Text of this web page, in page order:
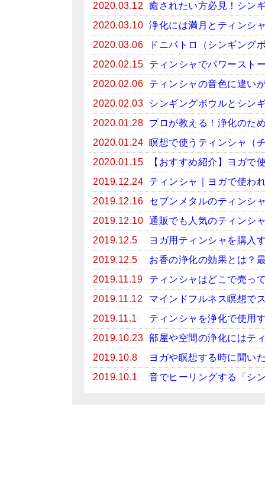
2020.03.12
癒されたい方必見！シン
2020.03.10 浄化には満月とティンシ
2020.03.06
ドニパトロ（シンギング
2020.02.15
ティンシャでパワースト
2020.02.06
ティンシャの音色に違い
2020.02.03
シンギングボウルとシン
2020.01.28
プロが教える！浄化のた
2020.01.24 瞑想で使うティンシャ（
2020.01.15
【おすすめ紹介】ヨガで
2019.12.24
ティンシャ｜ヨガで使わ
2019.12.16
セブンメタルのティンシ
2019.12.10 通販でも人気のティンシ
2019.12.5
ヨガ用ティンシャを購入
2019.12.5
お香の浄化の効果とは？
2019.11.19
ティンシャはどこで売っ
2019.11.12
マインドフルネス瞑想で
2019.11.1
ティンシャを浄化で使用
2019.10.23 部屋や空間の浄化にはテ
2019.10.8
ヨガや瞑想する時に聞い
2019.10.1
音でヒーリングする「シ